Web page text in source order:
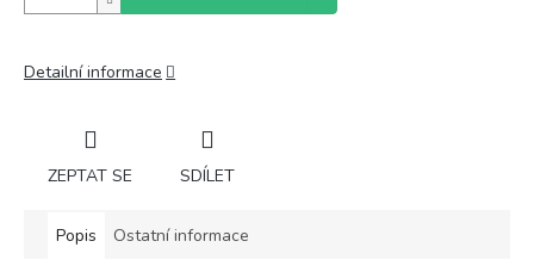
Detailní informace
ZEPTAT SE SDÍLET
Popis Ostatní informace